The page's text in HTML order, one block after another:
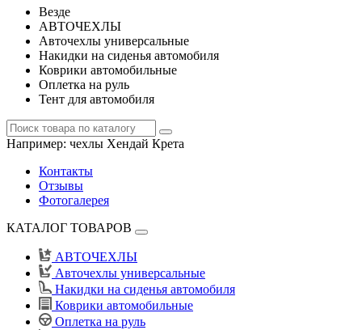
Везде
АВТОЧЕХЛЫ
Авточехлы универсальные
Накидки на сиденья автомобиля
Коврики автомобильные
Оплетка на руль
Тент для автомобиля
Например: чехлы Хендай Крета
Контакты
Отзывы
Фотогалерея
КАТАЛОГ ТОВАРОВ
АВТОЧЕХЛЫ
Авточехлы универсальные
Накидки на сиденья автомобиля
Коврики автомобильные
Оплетка на руль